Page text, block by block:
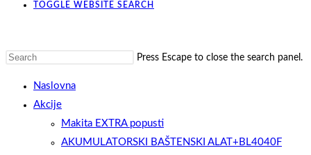
TOGGLE WEBSITE SEARCH
Press Escape to close the search panel.
Naslovna
Akcije
Makita EXTRA popusti
AKUMULATORSKI BAŠTENSKI ALAT+BL4040F